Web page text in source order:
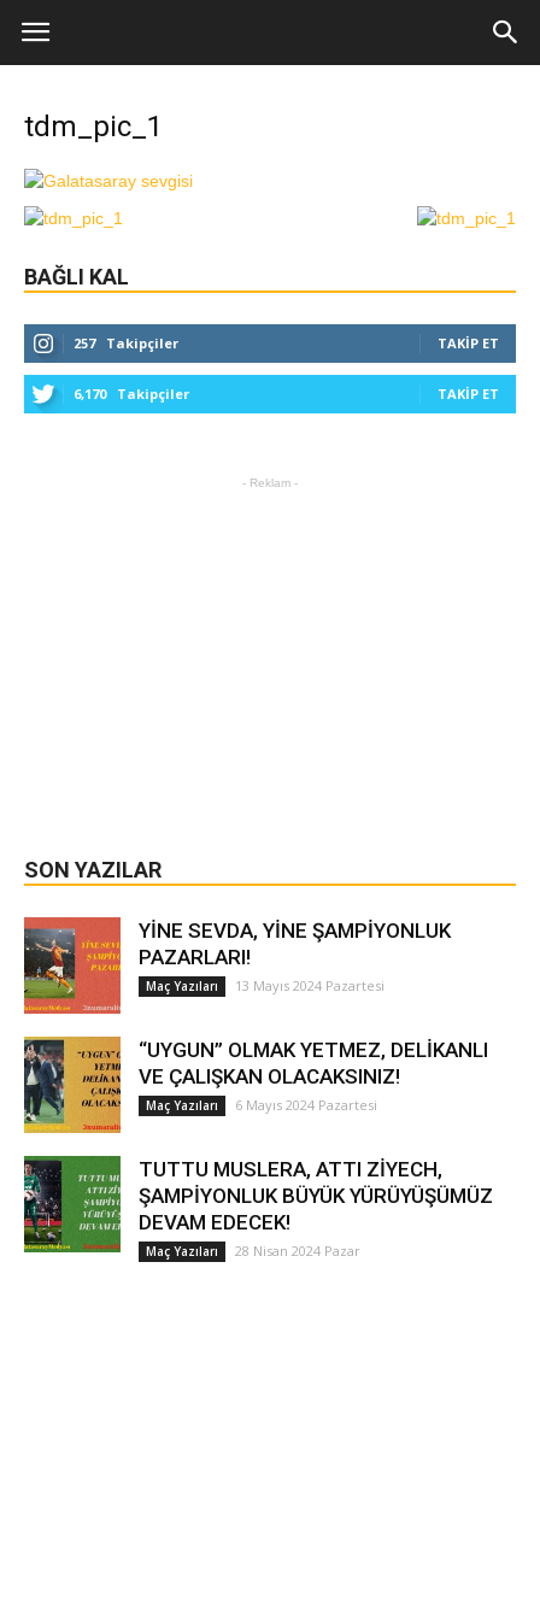
tdm_pic_1
BAĞLI KAL
257 Takipçiler TAKIP ET
6,170 Takipçiler TAKIP ET
- Reklam -
SON YAZILAR
YİNE SEVDA, YİNE ŞAMPİYONLUK
PAZARLARI!
Maç Yazıları 13 Mayıs 2024 Pazartesi
“UYGUN” OLMAK YETMEZ, DELİKANLI
VE ÇALIŞKAN OLACAKSINIZ!
Maç Yazıları 6 Mayıs 2024 Pazartesi
TUTTU MUSLERA, ATTI ZİYECH,
ŞAMPİYONLUK BÜYÜK YÜRÜYÜŞÜMÜZ
DEVAM EDECEK!
Maç Yazıları 28 Nisan 2024 Pazar